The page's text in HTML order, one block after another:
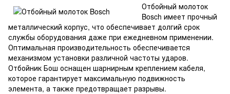
Отбойный молоток
Bosch имеет прочный
металлический корпус, что обеспечивает долгий срок
службы оборудования даже при ежедневном применении.
Оптимальная производительность обеспечивается
механизмом установки различной частоты ударов.
Отбойник Бош оснащен шарнирным креплением кабеля,
которое гарантирует максимальную подвижность
элемента, а также предотвращает разрывы.